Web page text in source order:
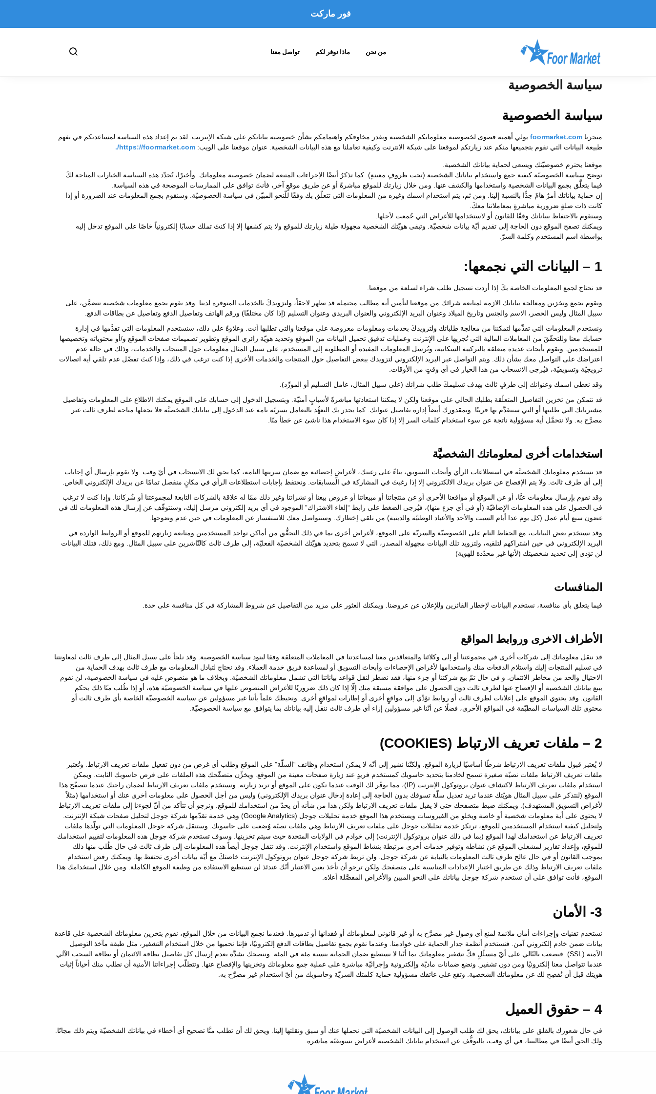
فور ماركت
من نحن ماذا نوفر لكم تواصل معنا
سياسة الخصوصية
سياسة الخصوصية
متجرنا foormarket.com
يولي أهمية قصوى لخصوصية معلوماتكم الشخصية ويقدر مخاوفكم واهتمامكم بشأن خصوصية بياناتكم على شبكة الإنترنت. لقد تم إعداد هذه السياسة لمساعدتكم في تفهم
طبيعة البيانات التي نقوم بتجميعها منكم عند زيارتكم لموقعنا على شبكة الانترنت وكيفية تعاملنا مع هذه البيانات الشخصية. عنوان موقعنا على الويب: https://foormarket.com/.
موقعنا يحترم خصوصيّتك ويسعى لحماية بياناتك الشخصية.
توضح سياسة الخصوصيّة كيفية جمع واستخدام بياناتك الشخصية (تحت ظروفٍ معينةٍ). كما تذكرُ أيضًا الإجراءات المتبعة لضمان خصوصية معلوماتك. وأخيرًا، تُحدّد هذه السياسة الخيارات المتاحة لكَ
فيما يتعلَّق بجمع البيانات الشخصية واستخدامها والكشف عنها. ومن خلال زيارتك للموقع مباشرةً أو عن طريق موقعٍ آخر، فأنتَ توافق على الممارسات الموضحة في هذه السياسة.
إن حماية بياناتك أمرٌ هامٌ جدًّا بالنسبة إلينا. ومن ثم، يتم استخدام اسمك وغيره من المعلومات التي تتعلّق بك وفقًا للّنحو المبيّن في سياسة الخصوصيّة. وسنقوم بجمع المعلومات عند الضرورة أو إذا
كانت ذات صلةٍ ضرورية مباشرةٍ بمعاملاتنا معكَ.
وسنقوم بالاحتفاظ ببياناتك وفقًا للقانون أو لاستخدامها للأغراض التي جُمعت لأجلها.
ويمكنك تصفح الموقع دون الحاجة إلى تقديم أيّة بيانات شخصيّة. وتبقى هويّتك الشخصية مجهولة طيلة زيارتك للموقع ولا يتم كشفها إلا إذا كنتَ تملك حسابًا إلكترونياً خاصًا على الموقع تدخل إليه
بواسطة اسم المستخدم وكلمة السرّ.
1 – البيانات التي نجمعها:
قد نحتاج لجمع المعلومات الخاصة بكَ إذا أردت تسجيل طلب شراء لسلعة من موقعنا.
ونقوم بجمع وتخزين ومعالجة بياناتك الازمة لمتابعة شرائك من موقعنا لتأمين أية مطالب محتملة قد تظهر لاحقاً، ولتزويدكَ بالخدمات المتوفرة لدينا. وقد نقوم بجمع معلومات شخصية تتضمَّن، على
سبيل المثال وليس الحصر، الاسم والجنس وتاريخ الميلاد وعنوان البريد الإلكتروني والعنوان البريدي وعنوان التسليم (إذا كان مختلفًا) ورقم الهاتف وتفاصيل الدفع وتفاصيل عن بطاقات الدفع.
ونستخدم المعلومات التي تقدِّمها لتمكننا من معالجة طلباتك ولتزويدكَ بخدمات ومعلومات معروضة على موقعنا والتي تطلبها أنت. وعلاوةً على ذلك، سنستخدم المعلومات التي تقدَّمها في إدارة
حسابك معنا وللتحقّقَ من المعاملات المالية التي تُجريها على الإنترنت وعمليات تدقيق تحميل البيانات من الموقع وتحديد هويّة زائري الموقع وتطوير تصميمات صفحات الموقع و/أو محتوياته وتخصيصها
للمستخدمين. ونقوم بأبحاث عديدة متعلقة بالتركيبة السكانية، ونُرسل المعلومات المفيدة أو المطلوبة إلى المستخدم، على سبيل المثال معلومات حول المنتجات والخدمات، وذلك في حالة عدم
اعتراضك على التواصل معك بشأن ذلك. ويتم التواصل عبر البريد الإلكتروني لتزويدك ببعض التفاصيل حول المنتجات والخدمات الأخرى إذا كنت ترغب في ذلك، وإذا كنتَ تفضّل عدم تلقي أية اتصالات
ترويجيّة وتسويقيّة، فيُرجى الانسحاب من هذا الخيار في أي وقتٍ من الأوقات.
وقد نعطي اسمك وعنوانك إلى طرفٍ ثالث بهدف تسليمكَ طلب شرائك (على سبيل المثال، عامل التسليم أو المورِّد).
قد نتمكن من تخزين التفاصيل المتعلّقة بطلبك الحالي على موقعنا ولكن لا يمكننا استعادتها مباشرةً لأسبابٍ أمنيّة. وبتسجيل الدخول إلى حسابك على الموقع يمكنك الاطلاع على المعلومات وتفاصيل
مشترياتك التي طلبتها أو التي ستتقدَّم بها قريبًا. وبمقدورك أيضاً إدارة تفاصيل عنوانك. كما يجدر بك التعهُّد بالتعامل بسريّة تامة عند الدخول إلى بياناتك الشخصيَّة فلا تجعلها متاحة لطرف ثالث غير
مصرَّح به. ولا نتحمَّل أية مسؤولية ناتجة عن سوء استخدام كلمات السر إلا إذا كان سوء الاستخدام هذا ناشئ عن خطأ منّا.
استخدامات أخرى لمعلوماتك الشخصيَّة
قد نستخدم معلوماتك الشخصيَّة في استطلاعات الرأي وأبحاث التسويق، بناءً على رغبتك، لأغراضٍ إحصائية مع ضمان سريتها التامة، كما يحق لك الانسحاب في أيّ وقت. ولا نقوم بإرسال أي إجابات
إلى أي طرف ثالث. ولا يتم الإفصاح عن عنوان بريدك الالكتروني إلا إذا رغبتَ في المشاركة في المسابقات. ونحتفظ بإجابات استطلاعات الرأي في مكانٍ منفصل تمامًا عن بريدك الإلكتروني الخاص.
وقد نقوم بإرسال معلومات عنَّا، أو عن الموقع أو مواقعنا الأخرى أو عن منتجاتنا أو مبيعاتنا أو عروض بيعنا أو نشراتنا وغير ذلك ممّا له علاقة بالشركات التابعة لمجموعتنا أو شُركائنا. وإذا كنت لا ترغب
في الحصول على هذه المعلومات الإضافيّة (أو في أي جزءٍ منها)، فيُرجى الضغط على رابط “إلغاء الاشتراك” الموجود في أي بريد إلكتروني مرسل إليك، وسنتوقّف عن إرسال هذه المعلومات لك في
غضون سبع أيام عمل (كل يوم عدا أيام السبت والأحد والأعياد الوطنيّة والدينية) من تلقي إخطارك. وسنتواصل معك للاستفسار عن المعلومات في حين عدم وضوحها.
وقد نستخدم بعض البيانات، مع الحفاظ التام على الخصوصيّة والسريّة على الموقع، لأغراض أخرى بما في ذلك التحقُّق من أماكن تواجد المستخدمين ومتابعة زيارتهم للموقع أو الروابط الواردة في
البريد الإلكتروني في حين اشتراكهم لتلقيه، ولتزويد تلك البيانات مجهولة المصدر، التي لا تسمح بتحديد هويّتك الشخصيّة الفعليّة، إلى طرف ثالث كالنّاشرين على سبيل المثال. ومع ذلك، فتلك البيانات
لن تؤدي إلى تحديد شخصيتك (لأنها غير محدّدة للهوية)
المنافسات
فيما يتعلق بأي منافسة، نستخدم البيانات لإخطار الفائزين وللإعلان عن عروضنا. ويمكنك العثور على مزيد من التفاصيل عن شروط المشاركة في كل منافسة على حدة.
الأطراف الاخرى وروابط المواقع
قد ننقل معلوماتك إلى شركات أخرى في مجموعتنا أو إلى وكلائنا والمتعاقدين معنا لمساعدتنا في المعاملات المتعلقة وفقا لبنود سياسة الخصوصية. وقد نلجأ على سبيل المثال إلى طرف ثالث لمعاونتنا
في تسليم المنتجات إليك واستلام الدفعات منك واستخدامها لأغراض الإحصاءات وأبحاث التسويق أو لمساعدة فريق خدمة العملاء. وقد نحتاج لتبادل المعلومات مع طرف ثالث بهدف الحماية من
الاحتيال والحد من مخاطر الائتمان. و في حال تمّ بيع شركتنا أو جزء منها، فقد نضطر لنقل قواعد بياناتنا التي تشمل معلوماتك الشخصيّة. وبخلاف ما هو منصوص عليه في سياسة الخصوصية، لن نقوم
ببيع بياناتك الشخصية أو الإفصاح عنها لطرف ثالث دون الحصول على موافقة مسبقة منك إلّا إذا كان ذلك ضروريًا للأغراض المنصوص عليها في سياسة الخصوصيّة هذه، أو إذا طُلب منّا ذلك بحكم
القانون. وقد يحتوي الموقع على إعلانات لطرف ثالث أو روابط تؤدِّي إلى مواقعٍ أخرى أو إطارات لمواقعٍ أخرى. ونحيطك علماً بأننا غير مسؤولين عن سياسة الخصوصيّة الخاصة بأي طرف ثالث أو
محتوى تلك السياسات المطبّقة في المواقع الأخرى، فضلًا عن أنّنا غير مسؤولين إزاء أي طرف ثالث ننقل إليه بياناتك بما يتوافق مع سياسة الخصوصيّة.
2 – ملفات تعريف الارتباط (COOKIES)
لا يُعتبر قبول ملفات تعريف الارتباط شرطًا أساسيًا لزيارة الموقع. ولكنّنا نشير إلى أنّه لا يمكن استخدام وظائف “السلّة” على الموقع وطلب أي غرض من دون تفعيل ملفات تعريف الارتباط. وتُعتبر
ملفات تعريف الارتباط ملفات نصيّة صغيرة تسمح لخادمنا بتحديد حاسوبك كمستخدم فريدٍ عند زيارة صفحات معينة من الموقع. ويخزِّن متصفّحك هذه الملفات على قرص حاسوبك الثابت. ويمكن
استخدام ملفات تعريف الارتباط لاكتشاف عنوان بروتوكول الإنترنت (IP)، مما يوفّر لك الوقت عندما تكون على الموقع أو تريد زيارته. ونستخدم ملفات تعريف الارتباط لضمان راحتك عندما تتصفّح هذا
الموقع (لنتذكر على سبيل المثال هويّتك عندما تريد تعديل سلّة تسوقك بدون الحاجة إلى إعادة إدخال عنوان بريدك الإلكتروني) وليس من أجل الحصول على معلومات أخرى عنك أو استخدامها (مثلاً
لأغراض التسويق المستهدف). ويمكنك ضبط متصفحك حتى لا يقبل ملفات تعريف الارتباط ولكن هذا من شأنه أن يحدّ من استخدامك للموقع. ونرجو أن تتأكد من أنّ لجوءنا إلى ملفات تعريف الارتباط
لا يحتوي على أية معلومات شخصية أو خاصة ويخلو من الفيروسات ويستخدم هذا الموقع خدمة تحليلات جوجل (Google Analytics) وهي خدمة تقدّمها شركة جوجل لتحليل صفحات شبكة الإنترنت.
ولتحليل كيفية استخدام المستخدمين للموقع، ترتكز خدمة تحليلات جوجل على ملفات تعريف الارتباط وهي ملفات نصيّة وُضعت على حاسوبك. وستنقل شركة جوجل المعلومات التي تولّدها ملفات
تعريف الارتباط عن استخدامك لهذا الموقع (بما في ذلك عنوان بروتوكول الإنترنت) إلى خوادم في الولايات المتحدة حيث سيتم تخزينها. وسوف تستخدم شركة جوجل هذه المعلومات لتقييم استخدامك
للموقع، وإعداد تقارير لمشغلي الموقع عن نشاطه وتوفير خدمات أخرى مرتبطة بنشاط الموقع واستخدام الإنترنت. وقد تنقل جوجل أيضاً هذه المعلومات إلى طرف ثالث في حال طُلب منها ذلك
بموجب القانون أو في حال عالج طرف ثالث المعلومات بالنيابة عن شركة جوجل. ولن تربط شركة جوجل عنوان بروتوكول الإنترنت خاصتكَ مع أيّة بيانات أخرى تحتفظ بها. ويمكنك رفض استخدام
ملفات تعريف الارتباط وذلك عن طريق اختيار الإعدادات المناسبة على متصفحك ولكن ترجو أن تأخذ بعين الاعتبار أنّك عندئذ لن تستطيع الاستفادة من وظيفة الموقع الكاملة. ومن خلال استخدامك هذا
الموقع، فأنت توافق على أن تستخدم شركة جوجل بياناتك على النحو المبين والأغراض المفصَّلة أعلاه.
3- الأمان
نستخدم تقنيات وإجراءات أمان ملائمة لمنع أي وصول غير مصرَّح به أو غير قانوني لمعلوماتك أو فقدانها أو تدميرها. فعندما نجمع البيانات من خلال الموقع، نقوم بتخزين معلوماتك الشخصية على قاعدة
بيانات ضمن خادم إلكتروني آمن. فنستخدم أنظمة جدار الحماية على خوادمنا. وعندما نقوم بجمع تفاصيل بطاقات الدفع إلكترونيًا، فإننا نحميها من خلال استخدام التشفير، مثل طبقة مآخذ التوصيل
الآمنة (SSL). فيصعب بالتّالي على أيّ متسلّلٍ فكّ تشفير معلوماتك بما أنّنا لا نستطيع ضمان الحماية بنسبة مئة في المئة. وننصحك بشدَّة بعدم إرسال كل تفاصيل بطاقة الائتمان أو بطاقة السحب الآلي
عندما تتواصل معنا إلكترونيًا ومن دون تشفير. ونضع ضمانات ماديّة وإلكترونية وإجرائيّة مباشرة على عملية جمع معلوماتك وتخزينها والإفصاح عنها. وتتطلّب إجراءاتنا الأمنية أن نطلب منك أحياناً إثبات
هويتك قبل أن نُفصِح لك عن معلوماتك الشخصية. وتقع على عاتقك مسؤولية حماية كلمتك السريّة وحاسوبك من أيّ استخدام غير مصرَّح به.
4 – حقوق العميل
في حال شعورك بالقلق على بياناتك، يحق لك طلب الوصول إلى البيانات الشخصيّة التي نحملها عنك أو سبق ونقلتها إلينا. ويحق لك أن تطلب منَّا تصحيح أي أخطاء في بياناتك الشخصيّة ويتم ذلك مجانًا.
ولك الحق أيضًا في مطالبتنا، في أي وقت، بالتوقُّف عن استخدام بياناتك الشخصية لأغراض تسويقيّة مباشرة.